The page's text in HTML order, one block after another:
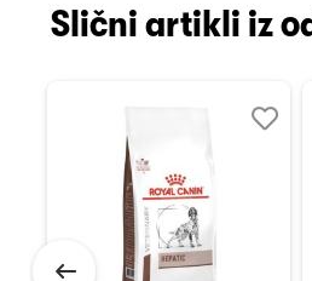
Slični artikli iz